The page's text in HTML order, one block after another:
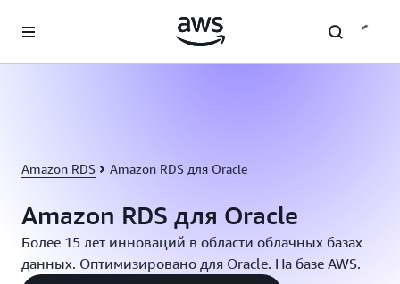
Перейти к главному контенту
Amazon RDS Amazon RDS для Oracle
Amazon RDS для Oracle
Более 15 лет инноваций в области облачных базах
данных. Оптимизировано для Oracle. На базе AWS.